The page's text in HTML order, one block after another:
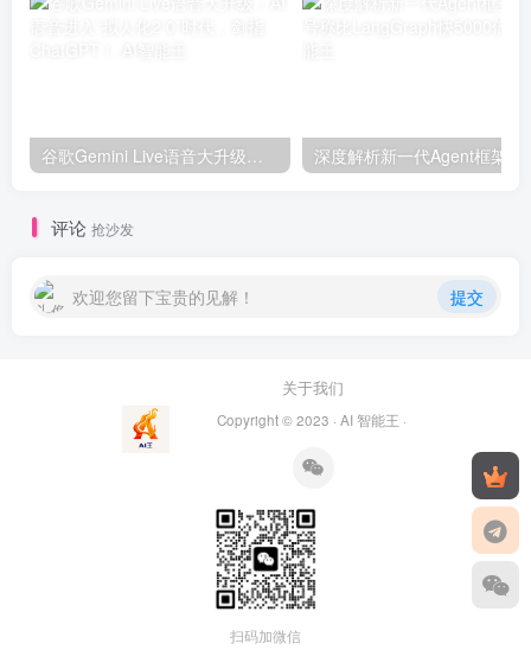
评论 抢沙发
欢迎您留下宝贵的见解！ 提交
关于我们
Copyright © 2023 · AI 智能王 ·
扫码加微信